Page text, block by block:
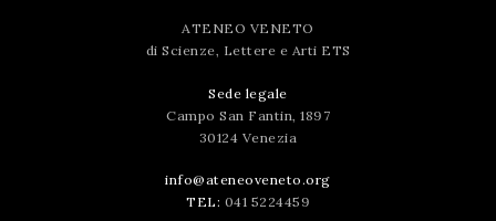
ATENEO VENETO
di Scienze, Lettere e Arti ETS
Sede legale
Campo San Fantin, 1897
30124 Venezia
info@ateneoveneto.org
TEL: 041 5224459